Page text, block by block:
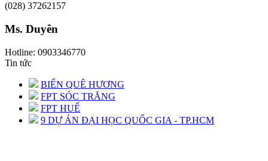
(028) 37262157
Ms. Duyên
Hotline: 0903346770
Tin tức
BIỂN QUÊ HƯƠNG
FPT SÓC TRĂNG
FPT HUẾ
9 DỰ ÁN ĐẠI HỌC QUỐC GIA - TP.HCM